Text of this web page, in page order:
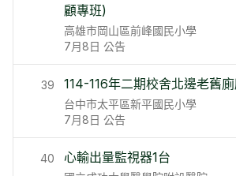
顧專班)
高雄市岡山區前峰國民小學
7月8日 公告
39 114-116年二期校舍北邊老舊
台中市太平區新平國民小學
7月8日 公告
40 心輸出量監視器1台